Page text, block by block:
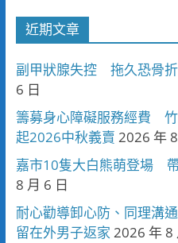
近期文章
副甲狀腺失控 拖久恐骨
6 日
籌募身心障礙服務經費
起2026中秋義賣 2026 年
嘉市10隻大白熊萌登場
8 月 6 日
耐心勸導卸心防、同理溝
留在外男子返家 2026 年 8